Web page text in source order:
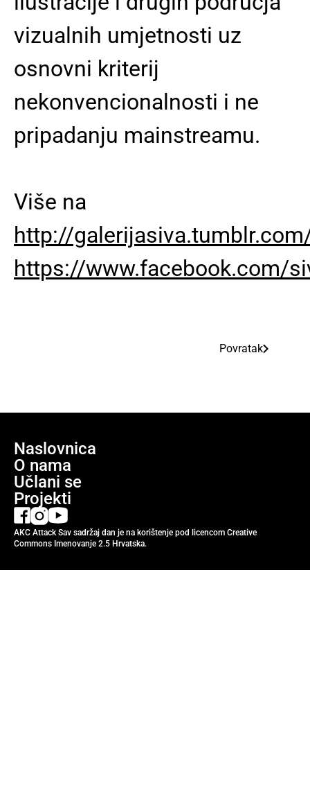
vizualnih umjetnosti uz
osnovni kriterij
nekonvencionalnosti i ne
pripadanju mainstreamu.
Više na
http://
https://www.facebook.com/
Povratak
Naslovnica
O nama
Učlani se
Projekti
AKC Attack Sav sadržaj dan je na korištenje pod licencom Creative
Commons Imenovanje 2.5 Hrvatska.